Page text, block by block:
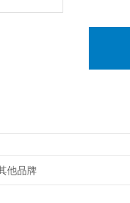
他品牌